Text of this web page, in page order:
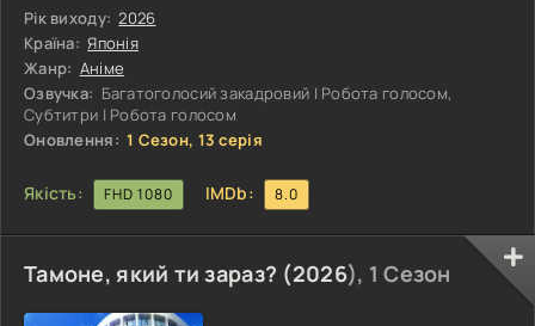
професіонала. Йому знадобилося всього п'ять місяців,
щоб освоїти магічну науку і продовжити вдосконалення в
цьому напрямку, наближаючись до реалізації заповітної
мрії. Юнак активно застосовує на практиці отримані
знання і навчився
Рік виходу: 2026
Країна: Японія
Жанр: Аніме
Озвучка: Багатоголосий закадровий | Робота голосом,
Субтитри | Робота голосом
Оновлення: 1 Сезон, 13 серія
Якість: FHD 1080 IMDb: 8.0
Тамоне, який ти зараз? (2026), 1 Сезон